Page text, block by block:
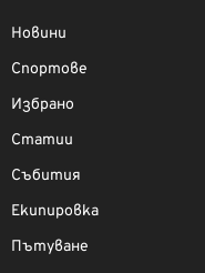
Новини
Спортове
Избрано
Статии
Събития
Екипировка
Пътуване